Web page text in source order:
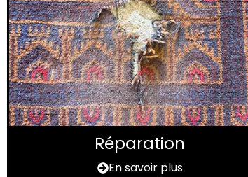
Réparation
En savoir plus